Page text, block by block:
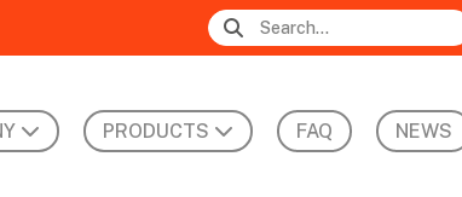
PRODUCTS FAQ NEWS